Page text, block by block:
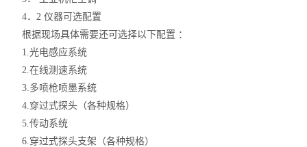
4．2 仪器可选配置
根据现场具体需要还可选择以下配置 ：
1.光电感应系统
2.在线测速系统
3.多喷枪喷墨系统
4.穿过式探头（各种规格）
5.传动系统
6.穿过式探头支架（各种规格）